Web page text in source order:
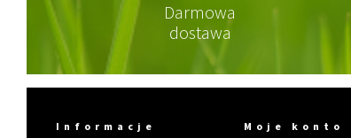
Darmowa
dostawa
Informacje Moje konto